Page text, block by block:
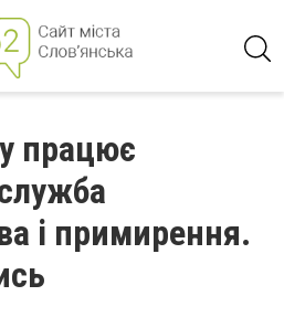
працює
і примирення.